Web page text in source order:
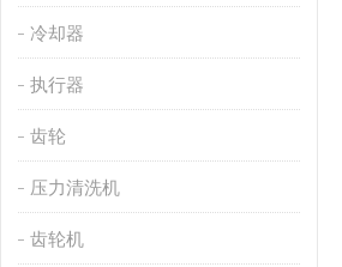
冷却器
执行器
齿轮
压力清洗机
齿轮机